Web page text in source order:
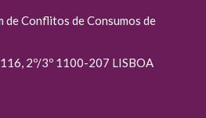
Conflitos de Consumos de
2º/3º 1100-207 LISBOA